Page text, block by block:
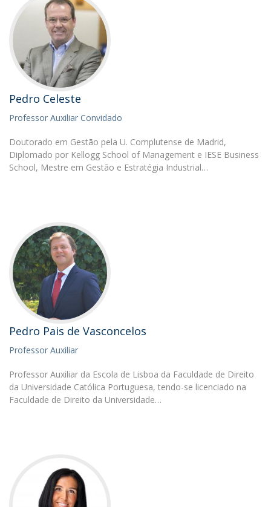
Pedro Celeste
Professor Auxiliar Convidado
Doutorado em Gestão pela U. Complutense de Madrid,
Diplomado por Kellogg School of Management e IESE Business
School, Mestre em Gestão e Estratégia Industrial…
Pedro Pais de Vasconcelos
Professor Auxiliar
Professor Auxiliar da Escola de Lisboa da Faculdade de Direito
da Universidade Católica Portuguesa, tendo-se licenciado na
Faculdade de Direito da Universidade…